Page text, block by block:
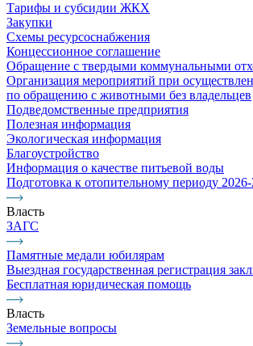
Тарифы и субсидии ЖКХ
Закупки
Схемы ресурсоснабжения
Концессионное соглашение
Обращение с твердыми коммунальными
Организация мероприятий при
по обращению с животными без владельцев
Подведомственные предприятия
Полезная информация
Экологическая информация
Благоустройство
Информация о качестве питьевой воды
Подготовка к отопительному периоду 2026-
Власть
ЗАГС
Памятные медали юбилярам
Выездная государственная регистрация
Бесплатная юридическая помощь
Власть
Земельные вопросы